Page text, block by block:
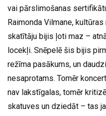
vai pārslimošanas
Raimonda Vilmane,
skatītāju bijis ļoti maz –
locekļi. Snēpelē šis bijis
režīma pasākums, un
nesaprotams. Tomēr
nav lakstīgalas, tomēr
skatuves un dziedāt – tas